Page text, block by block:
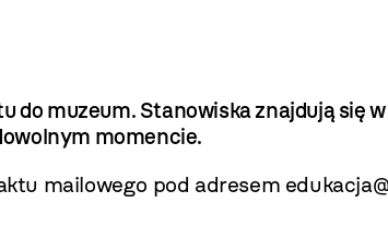
do muzeum. Stanowiska znajdują się
momencie.
mailowego pod adresem